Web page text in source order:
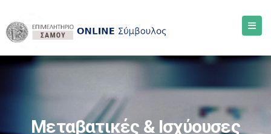
Μεταβατικές & Ισχύουσες